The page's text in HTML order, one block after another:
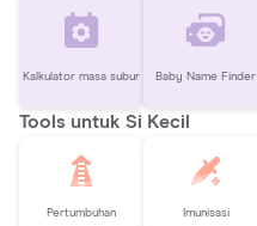
Kalkulator masa subur Baby Name Finder
Tools untuk Si Kecil
Pertumbuhan Imunisasi